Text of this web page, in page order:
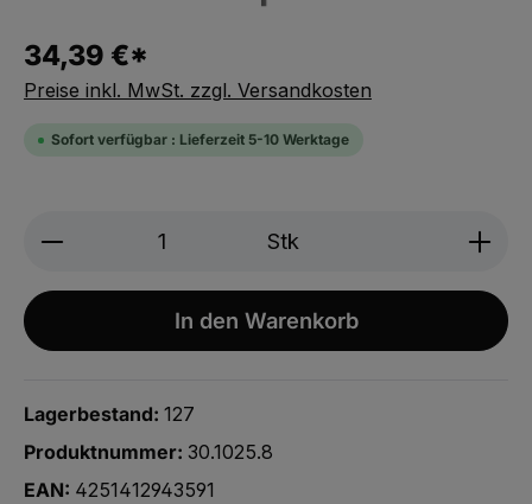
34,39 €*
Preise inkl. MwSt. zzgl. Versandkosten
Sofort verfügbar : Lieferzeit 5-10 Werktage
Produkt Anzahl: Gib den
Stk
In den Warenkorb
Lagerbestand: 127
Produktnummer: 30.1025.8
EAN: 4251412943591